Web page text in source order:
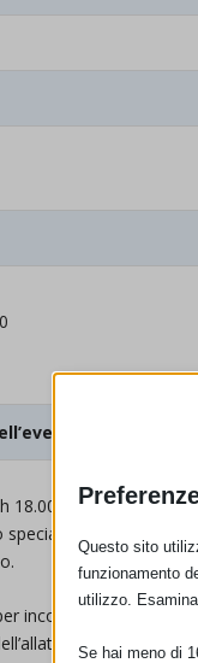
18.00 presso il Centro
dedicato a
incontrare altre
e della
Questo sito
funzionamento
utilizzo.
Se hai meno di